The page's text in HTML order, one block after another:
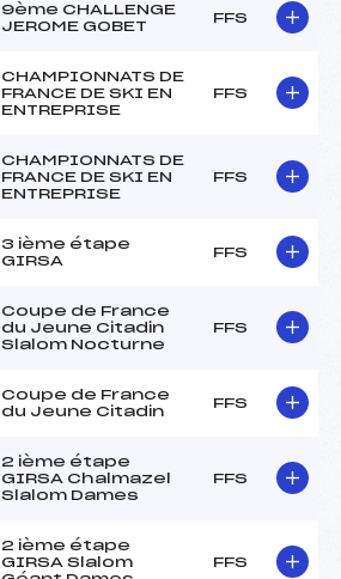
9ème CHALLENGE
JEROME GOBET
FFS
CHAMPIONNATS DE
FRANCE DE SKI EN
ENTREPRISE
FFS
CHAMPIONNATS DE
FRANCE DE SKI EN
ENTREPRISE
FFS
3 ième étape
GIRSA
FFS
Coupe de France
du Jeune Citadin
Slalom Nocturne
FFS
Coupe de France
du Jeune Citadin
FFS
2 ième étape
GIRSA Chalmazel
Slalom Dames
FFS
2 ième étape
GIRSA Slalom
FFS